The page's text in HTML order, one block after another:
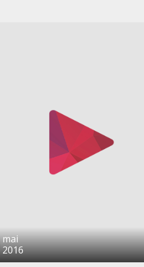
mai
2016